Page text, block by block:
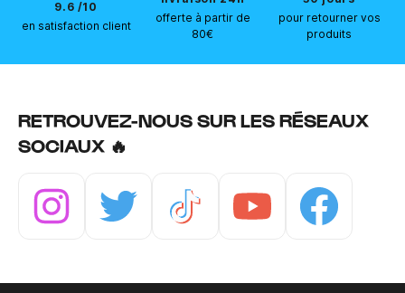
9.6 /10
en satisfaction client
offerte à partir de
80€
pour retourner vos
produits
RETROUVEZ-NOUS SUR LES RÉSEAUX
SOCIAUX 🔥